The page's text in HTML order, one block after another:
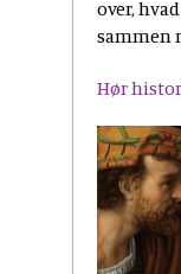
over,
sammen
Hør